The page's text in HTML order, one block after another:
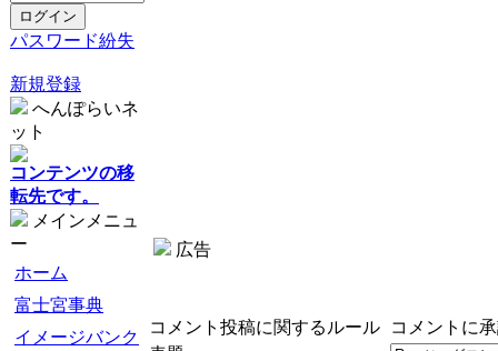
パスワード紛失
新規登録
へんぽらいネ
ット
コンテンツの移
転先です。
メインメニュ
ー
ホーム
富士宮事典
イメージバンク
広告
コメント投稿に関するルール
コメントに